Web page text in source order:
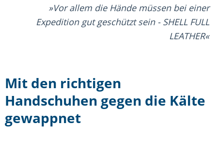
Vor allem die Hände müssen bei einer
Expedition gut geschützt sein - SHELL FULL
LEATHER
Mit den richtigen
Handschuhen gegen die Kälte
gewappnet